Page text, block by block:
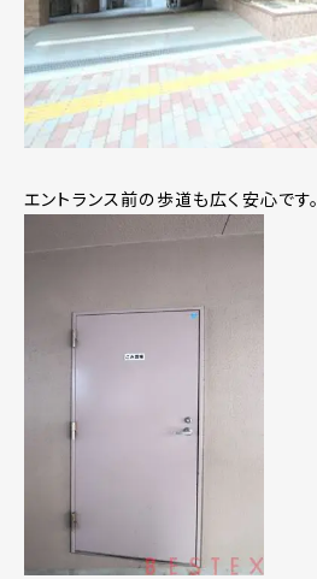
エントランス前の歩道も広く安心です。